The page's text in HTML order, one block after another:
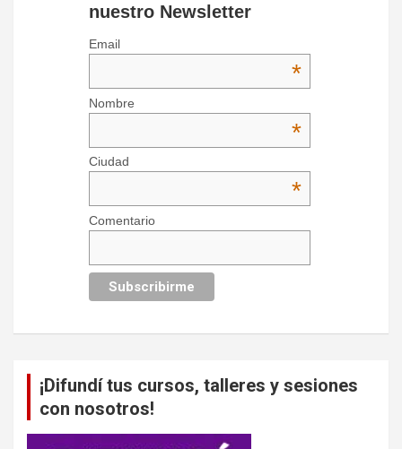
nuestro Newsletter
Email
*
Nombre
*
Ciudad
*
Comentario
¡Difundí tus cursos, talleres y sesiones
con nosotros!